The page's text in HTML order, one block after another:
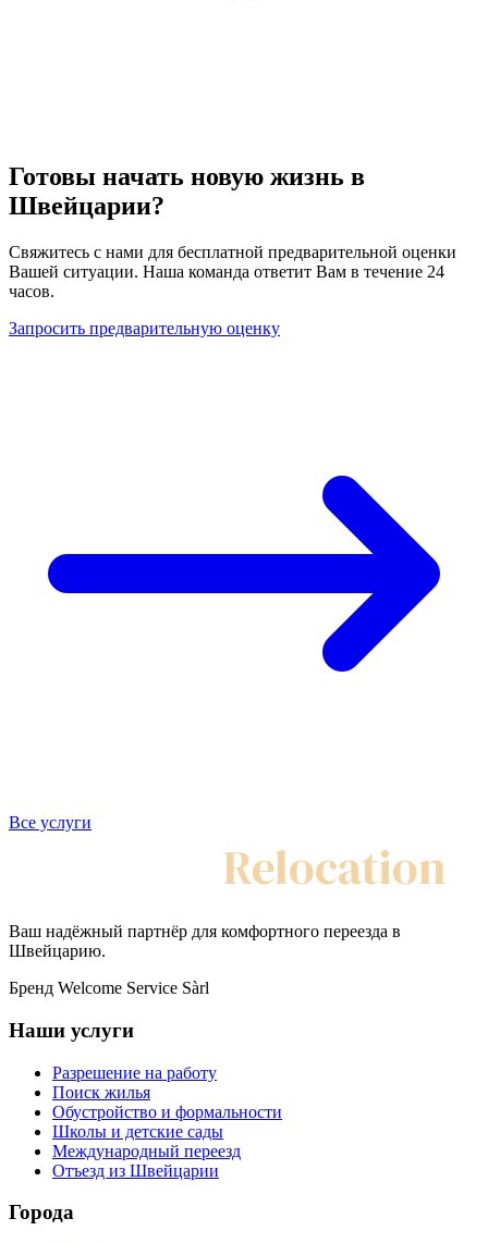
Готовы начать новую жизнь в
Швейцарии?
Свяжитесь с нами для бесплатной предварительной оценки
Вашей ситуации. Наша команда ответит Вам в течение 24
часов.
Запросить предварительную оценку
Все услуги
Relocation
Ваш надёжный партнёр для комфортного переезда в
Швейцарию.
Бренд Welcome Service Sàrl
Наши услуги
Разрешение на работу
Поиск жилья
Обустройство и формальности
Школы и детские сады
Международный переезд
Отъезд из Швейцарии
Города